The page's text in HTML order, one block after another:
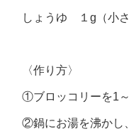
しょうゆ １g（小さ
〈作り方〉
①ブロッコリーを1
②鍋にお湯を沸かし